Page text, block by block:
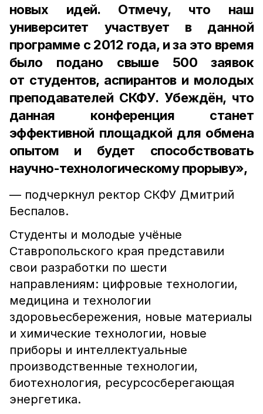
новых идей. Отмечу, что наш
университет участвует в данной
программе с 2012 года, и за это время
было подано свыше 500 заявок
от студентов, аспирантов и молодых
преподавателей СКФУ. Убеждён, что
данная конференция станет
эффективной площадкой для обмена
опытом и будет способствовать
научно-технологическому прорыву»,
— подчеркнул ректор СКФУ Дмитрий
Беспалов.
Студенты и молодые учёные
Ставропольского края представили
свои разработки по шести
направлениям: цифровые технологии,
медицина и технологии
здоровьесбережения, новые материалы
и химические технологии, новые
приборы и интеллектуальные
производственные технологии,
биотехнология, ресурсосберегающая
энергетика.